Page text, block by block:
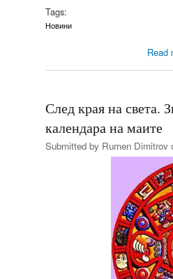
Tags:
Новини
Read
След края на света.
календара на маите
Submitted by Rumen Dimitrov